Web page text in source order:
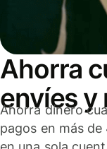
Ahorra
envíes y
Ahorra dinero
pagos en más